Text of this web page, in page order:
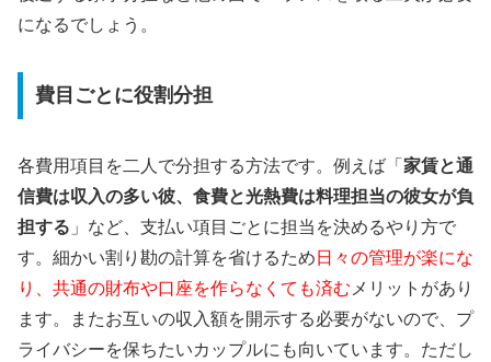
になるでしょう。
費目ごとに役割分担
各費用項目を二人で分担する方法です。例えば「 家賃と通
信費は収入の多い彼、食費と光熱費は料理担当の彼女が負
担する 」など、支払い項目ごとに担当を決めるやり方で
す。細かい割り勘の計算を省けるため 日々の管理が楽にな
り、共通の財布や口座を作らなくても済む メリットがあり
ます。またお互いの収入額を開示する必要がないので、プ
ライバシーを保ちたいカップルにも向いています。ただし